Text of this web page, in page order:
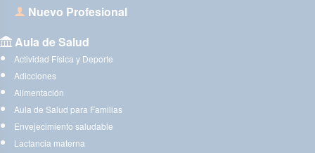
Nuevo Profesional
Aula de Salud
Actividad Física y Deporte
Adicciones
Alimentación
Aula de Salud para Familias
Envejecimiento saludable
Lactancia materna